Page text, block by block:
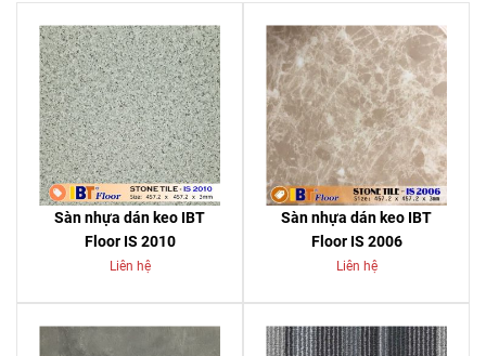
Sàn nhựa dán keo IBT
Floor IS 2010
Liên hệ
Sàn nhựa dán keo IBT
Floor IS 2006
Liên hệ